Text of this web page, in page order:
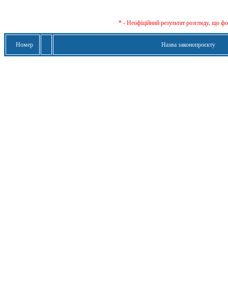
* - Неофіційний результат розгляду, що
Номер Назва законопроєкту